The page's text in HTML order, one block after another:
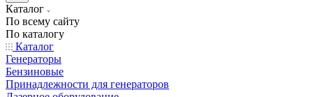
Каталог
По всему сайту
По каталогу
Каталог
Генераторы
Бензиновые
Принадлежности для генераторов